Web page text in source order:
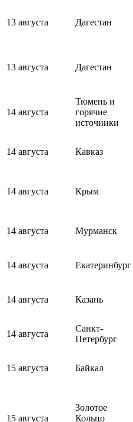
13 августа Дагестан
13 августа Дагестан
14 августа
Тюмень и
горячие
источники
14 августа Кавказ
14 августа Крым
14 августа Мурманск
14 августа Екатеринбург
14 августа Казань
14 августа
Санкт-
Петербург
15 августа Байкал
15 августа
Золотое
Кольцо